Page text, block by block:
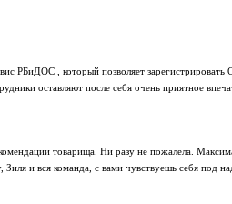
РБиДОС , который позволяет
оставляют после себя очень приятное
товарища. Ни разу не пожалела.
и вся команда, с вами чувствуешь себя под